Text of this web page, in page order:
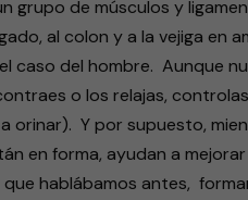
grupo de músculos y
al colon y a la vejiga en
caso del hombre. Aunque
o los relajas,
orinar). Y por supuesto,
en forma, ayudan a
hablábamos antes,